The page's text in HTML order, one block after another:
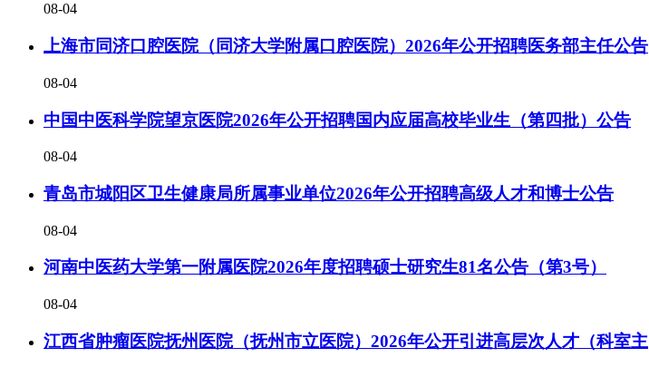
08-04
上海市同济口腔医院（同济大学附属口腔医院）2026年公开招聘医务部主任公告
08-04
中国中医科学院望京医院2026年公开招聘国内应届高校毕业生（第四批）公告
08-04
青岛市城阳区卫生健康局所属事业单位2026年公开招聘高级人才和博士公告
08-04
河南中医药大学第一附属医院2026年度招聘硕士研究生81名公告（第3号）
08-04
江西省肿瘤医院抚州医院（抚州市立医院）2026年公开引进高层次人才（科室主